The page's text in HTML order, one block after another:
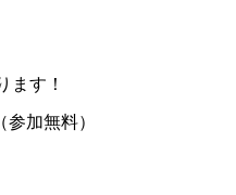
ます！
加無料）